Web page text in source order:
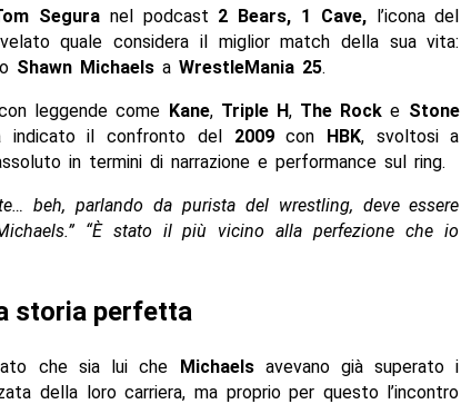
Seguranel podcast 2 Bears, 1 Cave,l’icona del
quale considera il miglior match della sua vita:
Shawn Michaelsa WrestleMania 25.
leggende come Kane, Triple H, The Rock e Stone
indicato il confronto del 2009con HBK, svoltosi a
in termini di narrazione e performance sul ring.
beh, parlando da purista del wrestling, deve essere
“È stato il più vicino alla perfezione che io
storia perfetta
che sia lui che Michaelsavevano già superato i
della loro carriera, ma proprio per questo l’incontro